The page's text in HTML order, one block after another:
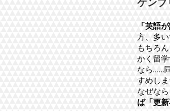
「英語
方、多
もちろ
かく留
なら……
すめしま
なぜなら
ば「更